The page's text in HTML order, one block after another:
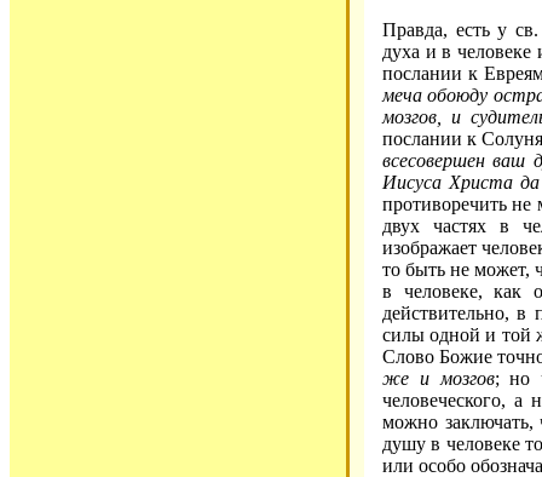
Правда, есть у
духа и в человеке
послании к
меча обоюду
мозгов, и
послании к
всесовершен ваш
Иисуса Христа
противоречить не
двух частях в
изображает
то быть не может,
в человеке, как
действительно, в
силы одной и той
Слово Божие
же и мозгов; но
человеческого, а
можно заключать,
душу в человеке
или особо